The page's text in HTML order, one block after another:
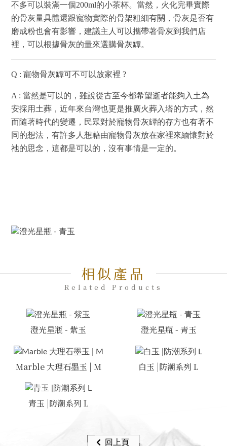
不多可以裝滿一個200ml的小茶杯。當然，火化完畢實際
的骨灰量具體還跟寵物實際的骨架粗細有關，骨灰是否有
磨成粉也會有影響，建議主人可以攜帶著骨灰到我們店
裡，可以根據骨灰的量來選購骨灰罈。
Q : 寵物骨灰罈可不可以放家裡 ?
A : 當然是可以的，雖說從古至今都希望逝者能夠入土為
安採用土葬，近年來台灣也更是推廣火葬入塔的方式，然
而隨著時代的變遷，民眾對於寵物骨灰罈的存方也有著不
同的想法，有許多人想藉由寵物骨灰放在家裡來緬懷對於
祂的思念，這都是可以的，沒有事情是一定的。
相似產品
Related Products
澄光星瓶 - 紫玉 澄光星瓶 - 青玉
Marble 大理石墨玉 | M 白玉 |防潮系列 L
青玉 |防潮系列 L
回上頁